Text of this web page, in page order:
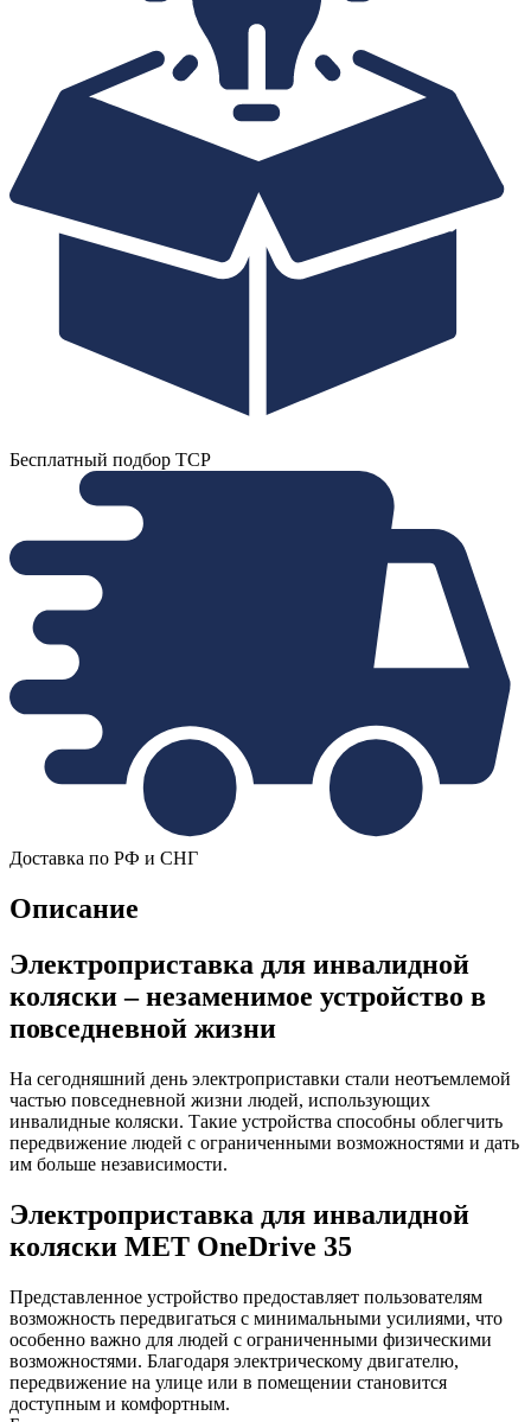
Бесплатный подбор ТСР
Доставка по РФ и СНГ
Описание
Электроприставка для инвалидной
коляски – незаменимое устройство в
повседневной жизни
На сегодняшний день электроприставки стали неотъемлемой
частью повседневной жизни людей, использующих
инвалидные коляски. Такие устройства способны облегчить
передвижение людей с ограниченными возможностями и дать
им больше независимости.
Электроприставка для инвалидной
коляски MET OneDrive 35
Представленное устройство предоставляет пользователям
возможность передвигаться с минимальными усилиями, что
особенно важно для людей с ограниченными физическими
возможностями. Благодаря электрическому двигателю,
передвижение на улице или в помещении становится
доступным и комфортным.